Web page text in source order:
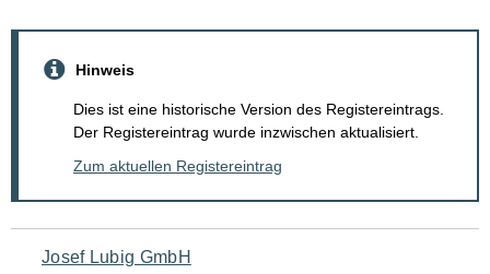
Hinweis
Dies ist eine historische Version des Registereintrags.
Der Registereintrag wurde inzwischen aktualisiert.
Zum aktuellen Registereintrag
Navigation
Josef Lubig GmbH